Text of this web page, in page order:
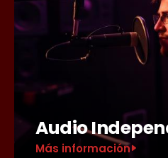
Audio
Más información